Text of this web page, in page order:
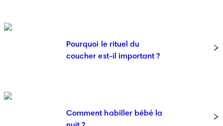
Pourquoi le rituel du
coucher est-il important ?
Comment habiller bébé la